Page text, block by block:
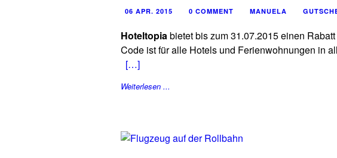
06 APR. 2015 0 COMMENT MANUELA
Hoteltopiabietet bis zum 31.07.2015 einen
Code ist für alle Hotels und Ferienwohnungen in
[…]
Weiterlesen ...